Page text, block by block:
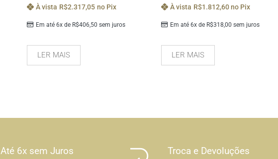
Em até 6x de R$406,50 sem juros
À vista R$2.317,05 no Pix
LER MAIS
Em até 6x de R$318,00 sem juros
À vista R$1.812,60 no Pix
LER MAIS
Até 6x sem Juros Troca e Devoluções